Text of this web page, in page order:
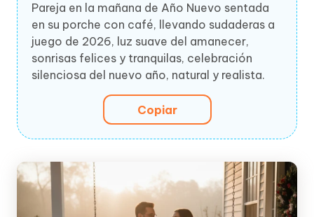
Pareja en la mañana de Año Nuevo sentada
en su porche con café, llevando sudaderas a
juego de 2026, luz suave del amanecer,
sonrisas felices y tranquilas, celebración
silenciosa del nuevo año, natural y realista.
Copiar